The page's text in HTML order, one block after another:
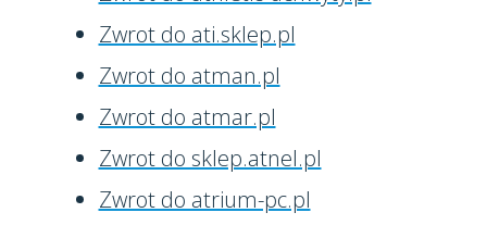
Zwrot do ati.sklep.pl
Zwrot do atman.pl
Zwrot do atmar.pl
Zwrot do sklep.atnel.pl
Zwrot do atrium-pc.pl